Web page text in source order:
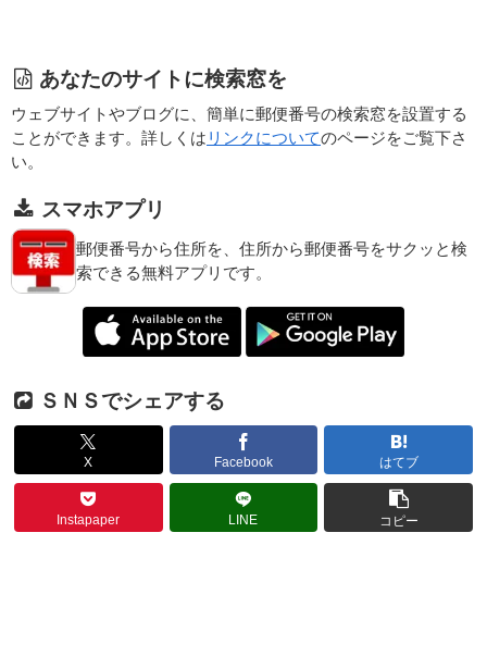
あなたのサイトに検索窓を
ウェブサイトやブログに、簡単に郵便番号の検索窓を設置する
ことができます。詳しくは リンクについてのページをご覧下さ
い。
スマホアプリ
郵便番号から住所を、住所から郵便番号をサクッと検
索できる無料アプリです。
ＳＮＳでシェアする
X Facebook はてブ
Instapaper LINE コピー